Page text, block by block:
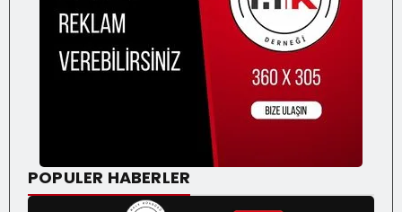
POPULER HABERLER